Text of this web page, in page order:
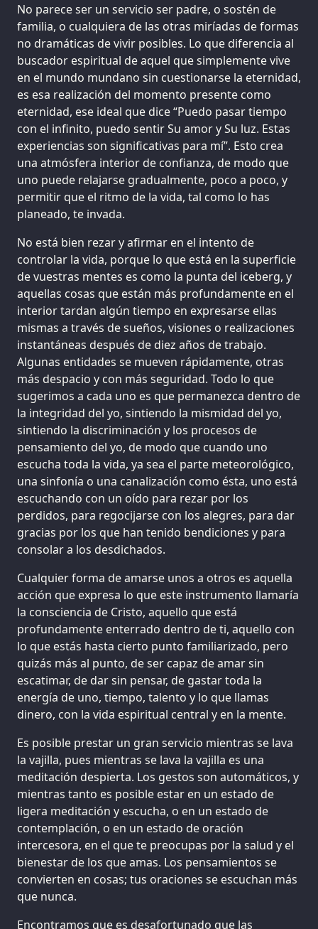
No parece ser un servicio ser padre, o sostén de
familia, o cualquiera de las otras miríadas de formas
no dramáticas de vivir posibles. Lo que diferencia al
buscador espiritual de aquel que simplemente vive
en el mundo mundano sin cuestionarse la eternidad,
es esa realización del momento presente como
eternidad, ese ideal que dice “Puedo pasar tiempo
con el infinito, puedo sentir Su amor y Su luz. Estas
experiencias son significativas para mí”. Esto crea
una atmósfera interior de confianza, de modo que
uno puede relajarse gradualmente, poco a poco, y
permitir que el ritmo de la vida, tal como lo has
planeado, te invada.
No está bien rezar y afirmar en el intento de
controlar la vida, porque lo que está en la superficie
de vuestras mentes es como la punta del iceberg, y
aquellas cosas que están más profundamente en el
interior tardan algún tiempo en expresarse ellas
mismas a través de sueños, visiones o realizaciones
instantáneas después de diez años de trabajo.
Algunas entidades se mueven rápidamente, otras
más despacio y con más seguridad. Todo lo que
sugerimos a cada uno es que permanezca dentro de
la integridad del yo, sintiendo la mismidad del yo,
sintiendo la discriminación y los procesos de
pensamiento del yo, de modo que cuando uno
escucha toda la vida, ya sea el parte meteorológico,
una sinfonía o una canalización como ésta, uno está
escuchando con un oído para rezar por los
perdidos, para regocijarse con los alegres, para dar
gracias por los que han tenido bendiciones y para
consolar a los desdichados.
Cualquier forma de amarse unos a otros es aquella
acción que expresa lo que este instrumento llamaría
la consciencia de Cristo, aquello que está
profundamente enterrado dentro de ti, aquello con
lo que estás hasta cierto punto familiarizado, pero
quizás más al punto, de ser capaz de amar sin
escatimar, de dar sin pensar, de gastar toda la
energía de uno, tiempo, talento y lo que llamas
dinero, con la vida espiritual central y en la mente.
Es posible prestar un gran servicio mientras se lava
la vajilla, pues mientras se lava la vajilla es una
meditación despierta. Los gestos son automáticos, y
mientras tanto es posible estar en un estado de
ligera meditación y escucha, o en un estado de
contemplación, o en un estado de oración
intercesora, en el que te preocupas por la salud y el
bienestar de los que amas. Los pensamientos se
convierten en cosas; tus oraciones se escuchan más
que nunca.
Encontramos que es desafortunado que las